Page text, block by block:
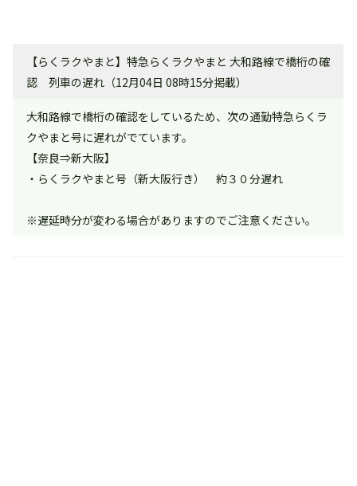
【らくラクやまと】特急らくラクやまと 大和路線で橋桁の確
認 列車の遅れ（12月04日 08時15分掲載）
大和路線で橋桁の確認をしているため、次の通勤特急らくラ
クやまと号に遅れがでています。
【奈良⇒新大阪】
・らくラクやまと号（新大阪行き） 約３０分遅れ
※遅延時分が変わる場合がありますのでご注意ください。